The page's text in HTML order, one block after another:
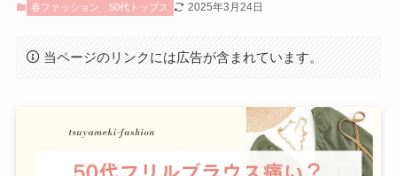
春ファッション 50代トップス 2025年3月24日
当ページのリンクには広告が含まれています。